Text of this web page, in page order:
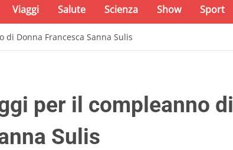
Viaggi Salute Scienza Show Sport
Donna Francesca Sanna Sulis
per il compleanno di
Sulis